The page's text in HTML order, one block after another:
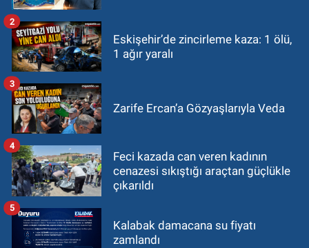
Eskişehir’de zincirleme kaza: 1 ölü,
1 ağır yaralı
2
Zarife Ercan’a Gözyaşlarıyla Veda
3
Feci kazada can veren kadının
cenazesi sıkıştığı araçtan güçlükle
çıkarıldı
4
Kalabak damacana su fiyatı
zamlandı
5